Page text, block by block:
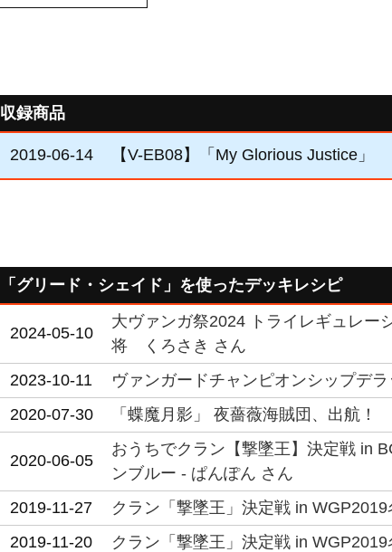
収録商品
2019-06-14 【V-EB08】「My Glorious Justice」
「グリード・シェイド」を使ったデッキレシピ
2024-05-10
大ヴァンガ祭2024 トライレギュレ
将 くろさき さん
2023-10-11
ヴァンガードチャンピオンシップデ
2020-07-30
「蝶魔月影」 夜薔薇海賊団、出航！
2020-06-05
おうちでクラン【撃墜王】決定戦 in
ンブルー - ぱんぽん さん
2019-11-27
クラン「撃墜王」決定戦 in
2019-11-20
クラン「撃墜王」決定戦 in